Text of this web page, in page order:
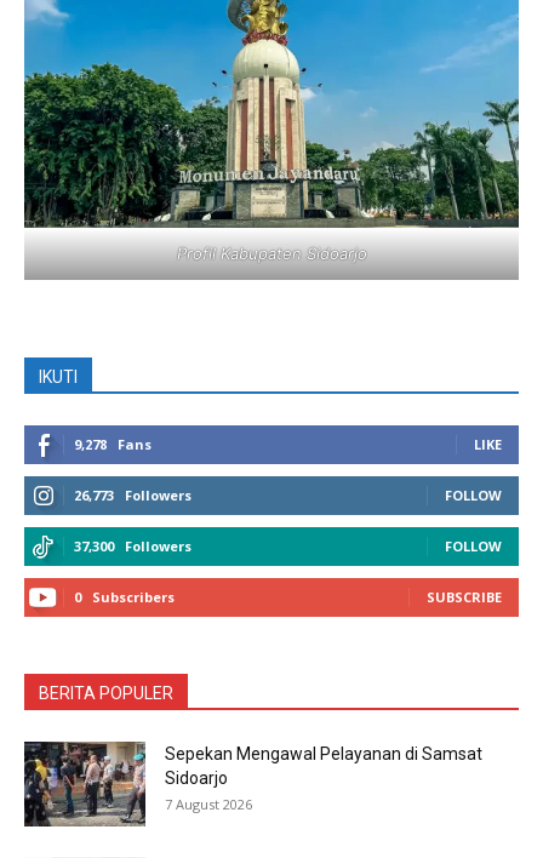
Profil Kabupaten Sidoarjo
IKUTI
9,278 Fans LIKE
26,773 Followers FOLLOW
37,300 Followers FOLLOW
0 Subscribers SUBSCRIBE
BERITA POPULER
Sepekan Mengawal Pelayanan di Samsat
Sidoarjo
7 August 2026